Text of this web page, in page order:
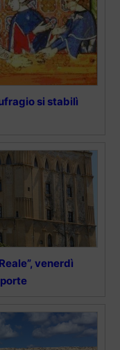
si stabilì
venerdì